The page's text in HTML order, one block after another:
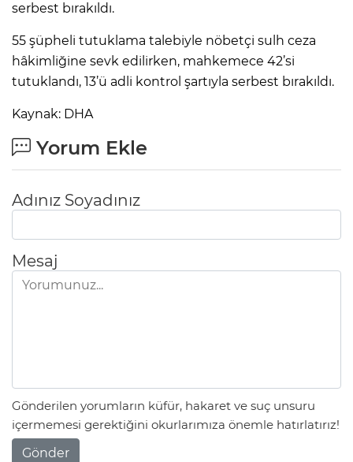
serbest bırakıldı.
55 şüpheli tutuklama talebiyle nöbetçi sulh ceza
hâkimliğine sevk edilirken, mahkemece 42’si
tutuklandı, 13’ü adli kontrol şartıyla serbest bırakıldı.
Kaynak: DHA
Yorum Ekle
Adınız Soyadınız
Mesaj
Gönderilen yorumların küfür, hakaret ve suç unsuru
içermemesi gerektiğini okurlarımıza önemle hatırlatırız!
Gönder